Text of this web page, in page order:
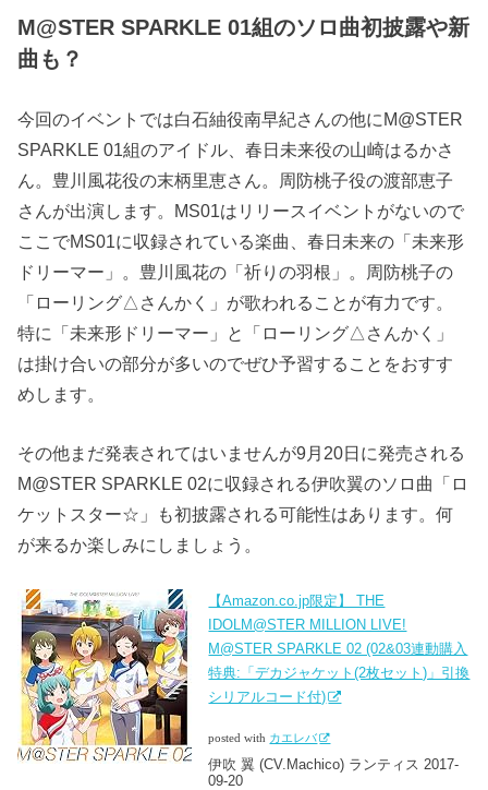
M@STER SPARKLE 01組のソロ曲初披露や新
曲も？
今回のイベントでは白石紬役南早紀さんの他にM@STER
SPARKLE 01組のアイドル、春日未来役の山崎はるかさ
ん。豊川風花役の末柄里恵さん。周防桃子役の渡部恵子
さんが出演します。MS01はリリースイベントがないので
ここでMS01に収録されている楽曲、春日未来の「未来形
ドリーマー 」。豊川風花の「祈りの羽根 」。周防桃子の
「 ローリング△さんかく
」が歌われることが有力です。
特に「未来形ドリーマー」と「ローリング△さんかく」
は掛け合いの部分が多いのでぜひ予習することをおすす
めします。
その他まだ発表されてはいませんが9月20日に発売される
M@STER SPARKLE 02に収録される伊吹翼のソロ曲「ロ
ケットスター☆」も初披露される可能性はあります。何
が来るか楽しみにしましょう。
【Amazon.co.jp限定】 THE
IDOLM@STER MILLION LIVE!
M@STER SPARKLE 02 (02&03連動購入
特典:「デカジャケット(2枚セット)」引換
シリアルコード付)
posted with カエレバ
伊吹 翼 (CV.Machico) ランティス 2017-
09-20